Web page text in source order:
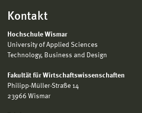
Kontakt
Hochschule Wismar
University of Applied Sciences
Technology, Business and Design
Fakultät für Wirtschaftswissenschaften
Philipp-Müller-Straße 14
23966 Wismar